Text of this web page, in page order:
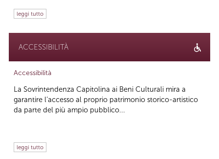
leggi tutto
ACCESSIBILITÀ
Accessibilità
La Sovrintendenza Capitolina ai Beni Culturali mira a
garantire l’accesso al proprio patrimonio storico-artistico
da parte del più ampio pubblico...
leggi tutto